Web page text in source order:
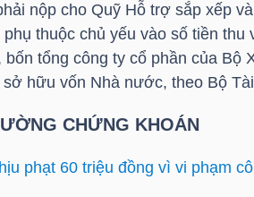
nộp cho Quỹ Hỗ trợ sắp xếp
phụ thuộc chủ yếu vào số tiền
bốn tổng công ty cổ phần của Bộ
sở hữu vốn Nhà nước, theo Bộ
CHỨNG KHOÁN
phạt 60 triệu đồng vì vi phạm